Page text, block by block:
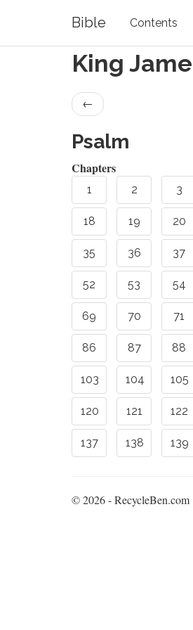
Bible Contents
King
←
Psalm
Chapters
1 2 3
18 19 20
35 36 37
52 53 54
69 70 71
86 87 88
103 104 105
120 121 122
137 138 139
© 2026 - RecycleBen.com